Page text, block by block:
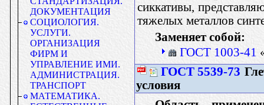
ДОКУМЕНТАЦИЯ
СОЦИОЛОГИЯ.
УСЛУГИ.
ОРГАНИЗАЦИЯ
ФИРМ И
УПРАВЛЕНИЕ ИМИ.
АДМИНИСТРАЦИЯ.
ТРАНСПОРТ
МАТЕМАТИКА.
сиккативы,
тяжелых металлов
Заменяет собой:
ГОСТ 1003-41
ГОСТ 5539-73
условия